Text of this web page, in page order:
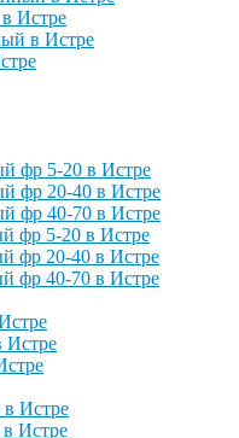
Истре
в Истре
фр 5-20 в Истре
фр 20-40 в Истре
фр 40-70 в Истре
фр 5-20 в Истре
фр 20-40 в Истре
фр 40-70 в Истре
Истре
Истре
Истре